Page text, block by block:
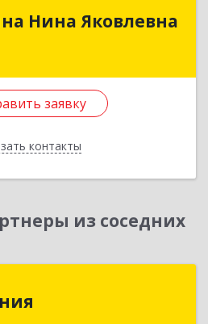
Нина Яковлевна
заявку
контакты
обл, Медногорск г,
заявку
Назад
из соседних